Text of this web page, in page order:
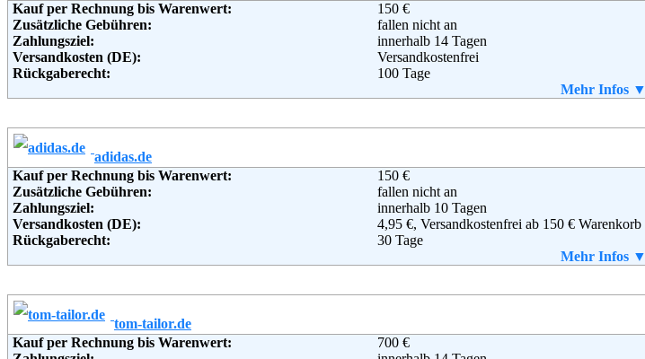
Kauf per Rechnung bis Warenwert:
150 €
Zusätzliche Gebühren:
fallen nicht an
Zahlungsziel:
innerhalb 14 Tagen
Versandkosten (DE):
Versandkostenfrei
Rückgaberecht:
100 Tage
Weitere Zahlungsmethoden:
Adresse:
ABOUT YOU GmbH
Christoph-Probst-Weg 4
D-20251 Hamburg
Telefon:
0800 30 15 085
Email:
kundenservice@aboutyou.de
Mehr Infos ▼
adidas.de
Kauf per Rechnung bis Warenwert:
150 €
Zusätzliche Gebühren:
fallen nicht an
Zahlungsziel:
innerhalb 10 Tagen
Versandkosten (DE):
4,95 €, Versandkostenfrei ab 150 € Warenkorb
Rückgaberecht:
30 Tage
Weitere Zahlungsmethoden:
Adresse:
adidas International Trading B.V.
Mehr Infos ▼
tom-tailor.de
Kauf per Rechnung bis Warenwert:
700 €